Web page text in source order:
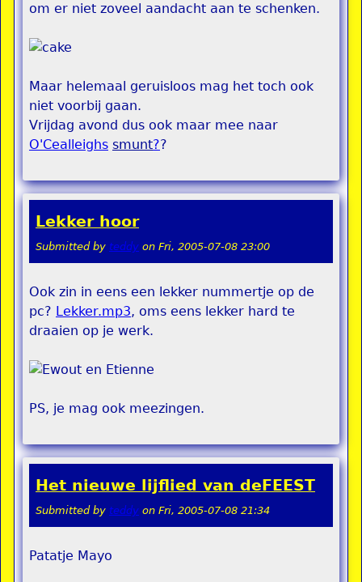
om er niet zoveel aandacht aan te schenken.
Maar helemaal geruisloos mag het toch ook
niet voorbij gaan.
Vrijdag avond dus ook maar mee naar
O'Cealleighs smunt??
Lekker hoor
Submitted by teddy on Fri, 2005-07-08 23:00
Ook zin in eens een lekker nummertje op de
pc? Lekker.mp3, oms eens lekker hard te
draaien op je werk.
PS, je mag ook meezingen.
Het nieuwe lijflied van deFEEST
Submitted by teddy on Fri, 2005-07-08 21:34
Patatje Mayo